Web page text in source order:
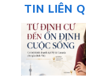
TIN LIÊN